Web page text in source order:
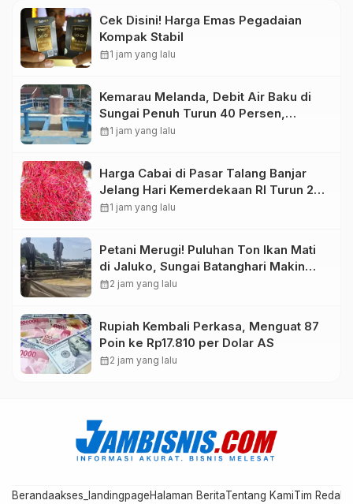
Cek Disini! Harga Emas Pegadaian
Kompak Stabil
calendar_month1 jam yang lalu
Kemarau Melanda, Debit Air Baku di
Sungai Penuh Turun 40 Persen,
Distribusi Pelanggan Dibatasi
calendar_month1 jam yang lalu
Harga Cabai di Pasar Talang Banjar
Jelang Hari Kemerdekaan RI Turun 20
Persen
calendar_month1 jam yang lalu
Petani Merugi! Puluhan Ton Ikan Mati
di Jaluko, Sungai Batanghari Makin
Sekarat
calendar_month2 jam yang lalu
Rupiah Kembali Perkasa, Menguat 87
Poin ke Rp17.810 per Dolar AS
calendar_month2 jam yang lalu
Berandaakses_landingpageHalaman BeritaTentang KamiTim Redaksi